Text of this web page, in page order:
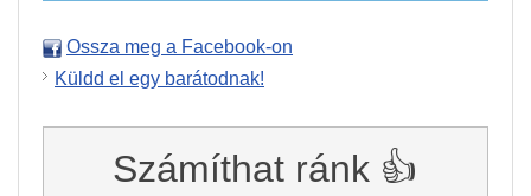
Ossza meg a Facebook-on
Küldd el egy barátodnak!
Számíthat ránk 👍